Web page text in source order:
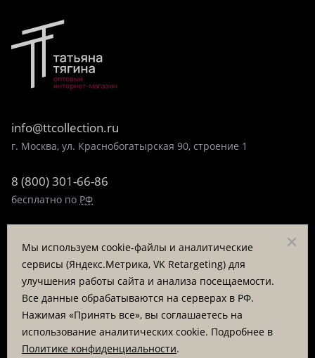
info@ttcollection.ru
г. Москва, ул. Краснобогатырская 90, строение 1
8 (800) 301-66-86
бесплатно по РФ
пн-пт 9:00-17:00
Заказать звонок
Вся информация на сайте представлена для ознакомления
Мы используем cookie-файлы и аналитические
сервисы (Яндекс.Метрика, VK Retargeting) для
улучшения работы сайта и анализа посещаемости.
Все данные обрабатываются на серверах в РФ.
Нажимая «Принять все», вы соглашаетесь на
использование аналитических cookie. Подробнее в
Политике конфиденциальности.